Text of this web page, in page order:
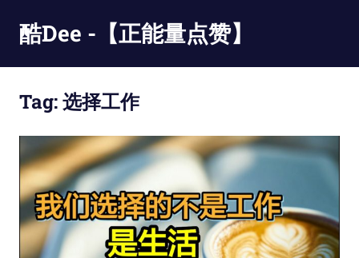
content
酷Dee -【正能量点赞】
最
更
Tag:选择工作